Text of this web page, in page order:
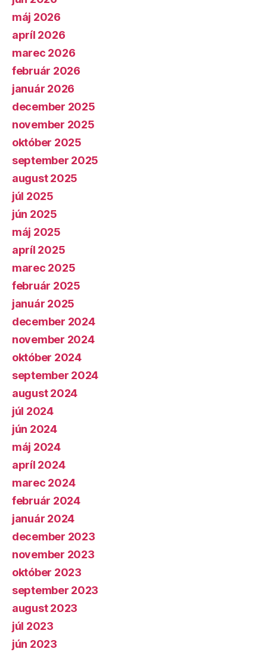
máj 2026
apríl 2026
marec 2026
február 2026
január 2026
december 2025
november 2025
október 2025
september 2025
august 2025
júl 2025
jún 2025
máj 2025
apríl 2025
marec 2025
február 2025
január 2025
december 2024
november 2024
október 2024
september 2024
august 2024
júl 2024
jún 2024
máj 2024
apríl 2024
marec 2024
február 2024
január 2024
december 2023
november 2023
október 2023
september 2023
august 2023
júl 2023
jún 2023